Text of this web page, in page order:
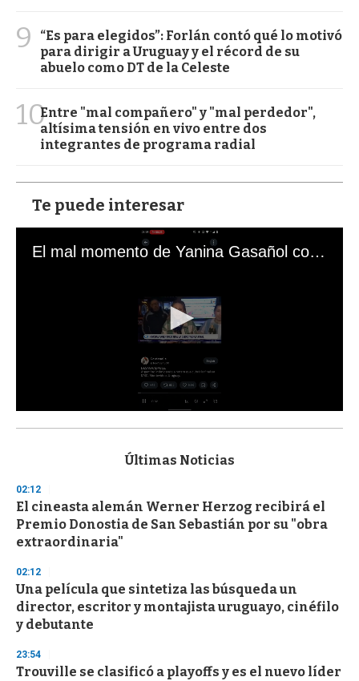
9
“Es para elegidos”: Forlán contó qué lo motivó
para dirigir a Uruguay y el récord de su
abuelo como DT de la Celeste
10Entre "mal compañero" y "mal perdedor",
altísima tensión en vivo entre dos
integrantes de programa radial
Te puede interesar
El mal momento de Yanina Gasañol con un hincha argentino en "Subrayado"
s
d
s
o
f
3
s
e
c
o
n
d
s
Últimas Noticias
02:12
El cineasta alemán Werner Herzog recibirá el
Premio Donostia de San Sebastián por su "obra
extraordinaria"
02:12
Una película que sintetiza las búsqueda un
director, escritor y montajista uruguayo, cinéfilo
y debutante
23:54
Trouville se clasificó a playoffs y es el nuevo líder